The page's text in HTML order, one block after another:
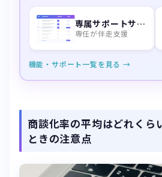
専属サポートサービス
専任が伴走支援
機能・サポート一覧を見る →
商談化率の平均はどれくら
ときの注意点